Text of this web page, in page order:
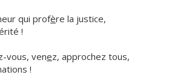
qui profère la justice,
!
vous, venez, approchez tous,
!